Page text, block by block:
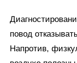
повод
Напротив,